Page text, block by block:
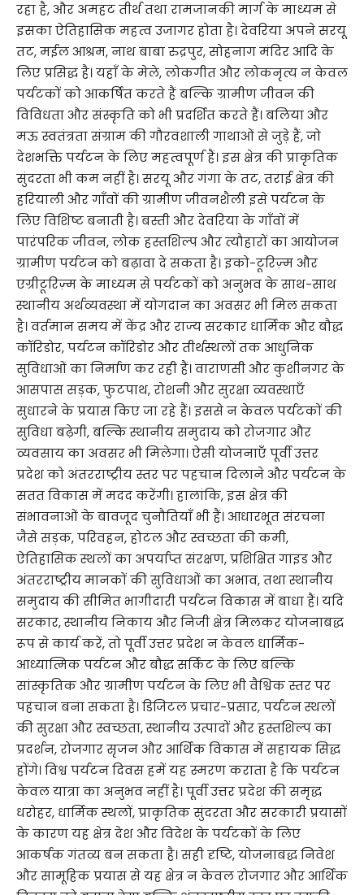
रहा है, और अमहट तीर्थ तथा रामजानकी मार्ग के माध्यम से
इसका ऐतिहासिक महत्व उजागर होता है। देवरिया अपने सरयू
तट, मईल आश्रम, नाथ बाबा रुद्रपुर, सोहनाग मंदिर आदि के
लिए प्रसिद्ध है। यहाँ के मेले, लोकगीत और लोकनृत्य न केवल
पर्यटकों को आकर्षित करते हैं बल्कि ग्रामीण जीवन की
विविधता और संस्कृति को भी प्रदर्शित करते हैं। बलिया और
मऊ स्वतंत्रता संग्राम की गौरवशाली गाथाओं से जुड़े हैं, जो
देशभक्ति पर्यटन के लिए महत्वपूर्ण हैं। इस क्षेत्र की प्राकृतिक
सुंदरता भी कम नहीं है। सरयू और गंगा के तट, तराई क्षेत्र की
हरियाली और गाँवों की ग्रामीण जीवनशैली इसे पर्यटन के
लिए विशिष्ट बनाती है। बस्ती और देवरिया के गाँवों में
पारंपरिक जीवन, लोक हस्तशिल्प और त्यौहारों का आयोजन
ग्रामीण पर्यटन को बढ़ावा दे सकता है। इको-टूरिज़्म और
एग्रीटूरिज़्म के माध्यम से पर्यटकों को अनुभव के साथ-साथ
स्थानीय अर्थव्यवस्था में योगदान का अवसर भी मिल सकता
है। वर्तमान समय में केंद्र और राज्य सरकार धार्मिक और बौद्ध
कॉरिडोर, पर्यटन कॉरिडोर और तीर्थस्थलों तक आधुनिक
सुविधाओं का निर्माण कर रही हैं। वाराणसी और कुशीनगर के
आसपास सड़क, फुटपाथ, रोशनी और सुरक्षा व्यवस्थाएँ
सुधारने के प्रयास किए जा रहे हैं। इससे न केवल पर्यटकों की
सुविधा बढ़ेगी, बल्कि स्थानीय समुदाय को रोजगार और
व्यवसाय का अवसर भी मिलेगा। ऐसी योजनाएँ पूर्वी उत्तर
प्रदेश को अंतरराष्ट्रीय स्तर पर पहचान दिलाने और पर्यटन के
सतत विकास में मदद करेंगी। हालांकि, इस क्षेत्र की
संभावनाओं के बावजूद चुनौतियाँ भी हैं। आधारभूत संरचना
जैसे सड़क, परिवहन, होटल और स्वच्छता की कमी,
ऐतिहासिक स्थलों का अपर्याप्त संरक्षण, प्रशिक्षित गाइड और
अंतरराष्ट्रीय मानकों की सुविधाओं का अभाव, तथा स्थानीय
समुदाय की सीमित भागीदारी पर्यटन विकास में बाधा हैं। यदि
सरकार, स्थानीय निकाय और निजी क्षेत्र मिलकर योजनाबद्ध
रूप से कार्य करें, तो पूर्वी उत्तर प्रदेश न केवल धार्मिक-
आध्यात्मिक पर्यटन और बौद्ध सर्किट के लिए बल्कि
सांस्कृतिक और ग्रामीण पर्यटन के लिए भी वैश्विक स्तर पर
पहचान बना सकता है। डिजिटल प्रचार-प्रसार, पर्यटन स्थलों
की सुरक्षा और स्वच्छता, स्थानीय उत्पादों और हस्तशिल्प का
प्रदर्शन, रोजगार सृजन और आर्थिक विकास में सहायक सिद्ध
होंगे। विश्व पर्यटन दिवस हमें यह स्मरण कराता है कि पर्यटन
केवल यात्रा का अनुभव नहीं है। पूर्वी उत्तर प्रदेश की समृद्ध
धरोहर, धार्मिक स्थलों, प्राकृतिक सुंदरता और सरकारी प्रयासों
के कारण यह क्षेत्र देश और विदेश के पर्यटकों के लिए
आकर्षक गंतव्य बन सकता है। सही दृष्टि, योजनाबद्ध निवेश
और सामूहिक प्रयास से यह क्षेत्र न केवल रोजगार और आर्थिक